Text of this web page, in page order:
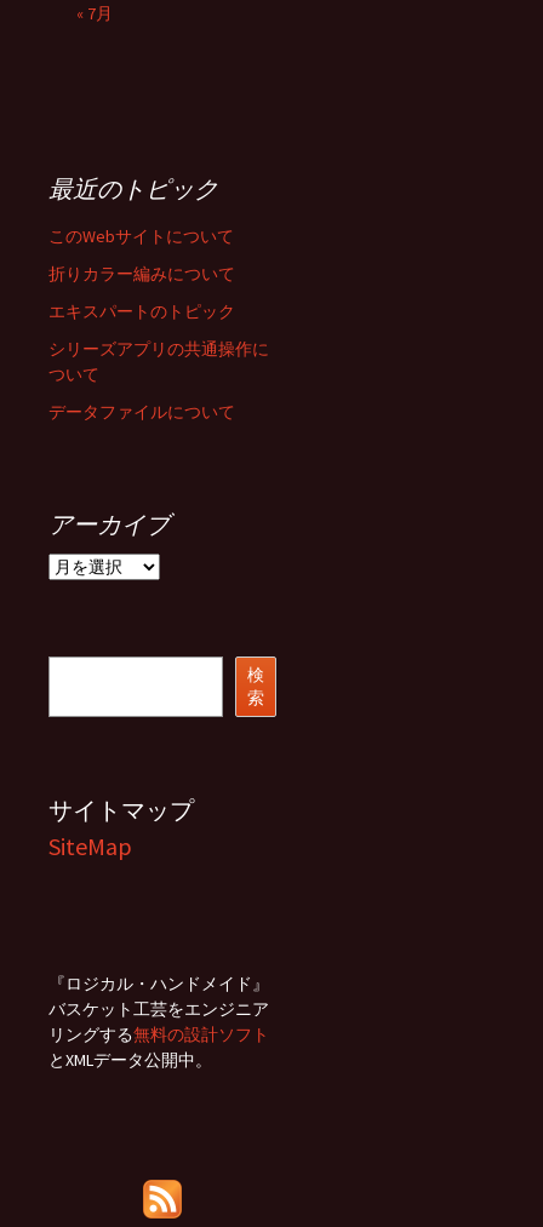
« 7月
最近のトピック
このWebサイトについて
折りカラー編みについて
エキスパートのトピック
シリーズアプリの共通操作に
ついて
データファイルについて
アーカイブ
ア
検
索
サイトマップ
SiteMap
『ロジカル・ハンドメイド』
バスケット工芸をエンジニア
リングする無料の設計ソフト
とXMLデータ公開中。